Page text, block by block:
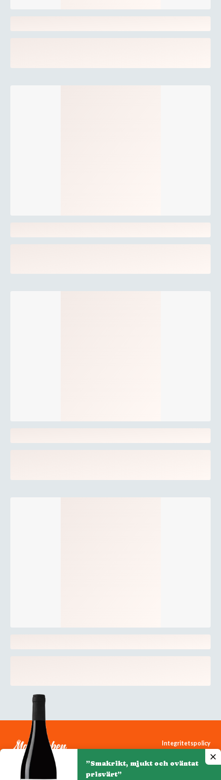
Integritetspolicy
Cookiepolicy
”Smakrikt, mjukt och oväntat
prisvärt”